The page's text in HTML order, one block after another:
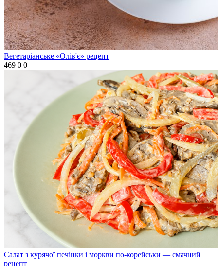
Вегетаріанське «Олів'є» рецепт
469 0 0
Салат з курячої печінки і моркви по-корейськи — смачний
рецепт